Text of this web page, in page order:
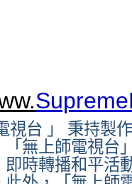
視台 」 秉持製
「無上師電視台
即時轉播和平活